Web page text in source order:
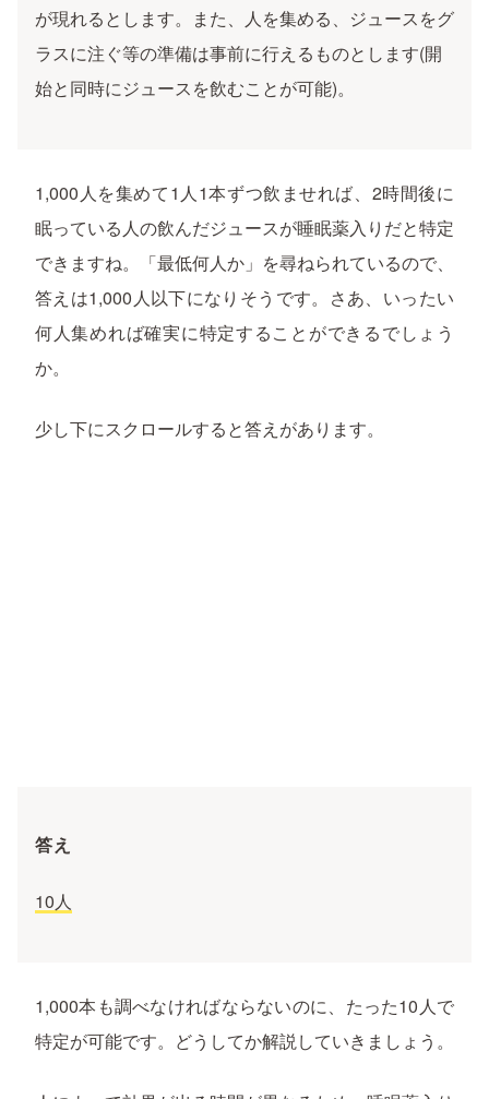
が現れるとします。また、人を集める、ジュースをグ
ラスに注ぐ等の準備は事前に行えるものとします(開
始と同時にジュースを飲むことが可能)。
1,000人を集めて1人1本ずつ飲ませれば、2時間後に
眠っている人の飲んだジュースが睡眠薬入りだと特定
できますね。「最低何人か」を尋ねられているので、
答えは1,000人以下になりそうです。さあ、いったい
何人集めれば確実に特定することができるでしょう
か。
少し下にスクロールすると答えがあります。
答え
10人
1,000本も調べなければならないのに、たった10人で
特定が可能です。どうしてか解説していきましょう。